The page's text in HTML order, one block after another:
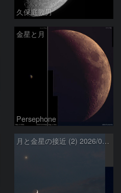
久保庭敦男
金星と月
Persephone
月と金星の接近 (2) 2026/07/17